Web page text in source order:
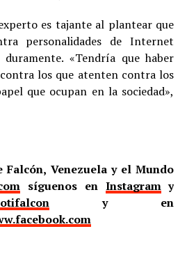
es tajante al plantear que
personalidades de Internet
duramente. «Tendría que haber
los que atenten contra los
que ocupan en la sociedad»,
Falcón, Venezuela y el Mundo
síguenos en Instagramy
y en